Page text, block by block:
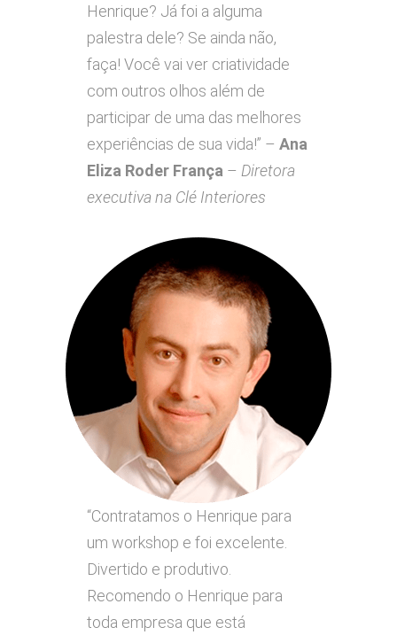
Henrique? Já foi a alguma
palestra dele? Se ainda não,
faça! Você vai ver criatividade
com outros olhos além de
participar de uma das melhores
experiências de sua vida!” – Ana
Eliza Roder França – Diretora
executiva na Clé Interiores
“Contratamos o Henrique para
um workshop e foi excelente.
Divertido e produtivo.
Recomendo o Henrique para
toda empresa que está